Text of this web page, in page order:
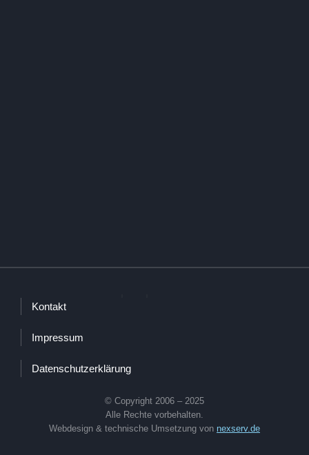
Kontakt
Impressum
Datenschutzerklärung
© Copyright 2006 – 2025
Alle Rechte vorbehalten.
Webdesign & technische Umsetzung von nexserv.de